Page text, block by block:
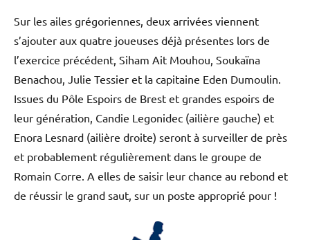
Sur les ailes grégoriennes, deux arrivées viennent
s’ajouter aux quatre joueuses déjà présentes lors de
l’exercice précédent, Siham Ait Mouhou, Soukaïna
Benachou, Julie Tessier et la capitaine Eden Dumoulin.
Issues du Pôle Espoirs de Brest et grandes espoirs de
leur génération, Candie Legonidec (ailière gauche) et
Enora Lesnard (ailière droite) seront à surveiller de près
et probablement régulièrement dans le groupe de
Romain Corre. A elles de saisir leur chance au rebond et
de réussir le grand saut, sur un poste approprié pour !